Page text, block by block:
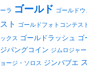
ーラ ゴールド ゴールド
スト
ゴールドフォトコンテス
ックス ゴールドラッシュ ゴ
ジパングコイン ジムロジャ
ョージ・ソロス ジンバブエ